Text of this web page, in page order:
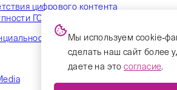
цифрового контента
ГОСТ
Мы используем cookie-
сделать наш сайт более
даете на этосогласие.